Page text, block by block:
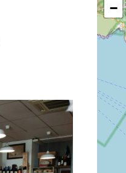
−